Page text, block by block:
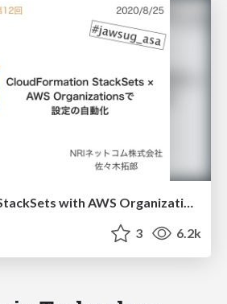
CloudFormation StackSets with AWS Organizations
3 6.2k